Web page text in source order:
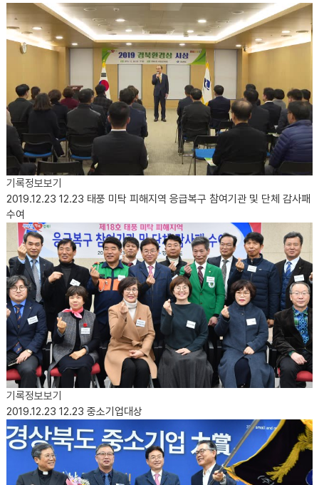
기록정보보기
2019.12.23 12.23 태풍 미탁 피해지역 응급복구 참여기관 및 단체 감사패
수여
기록정보보기
2019.12.23 12.23 중소기업대상